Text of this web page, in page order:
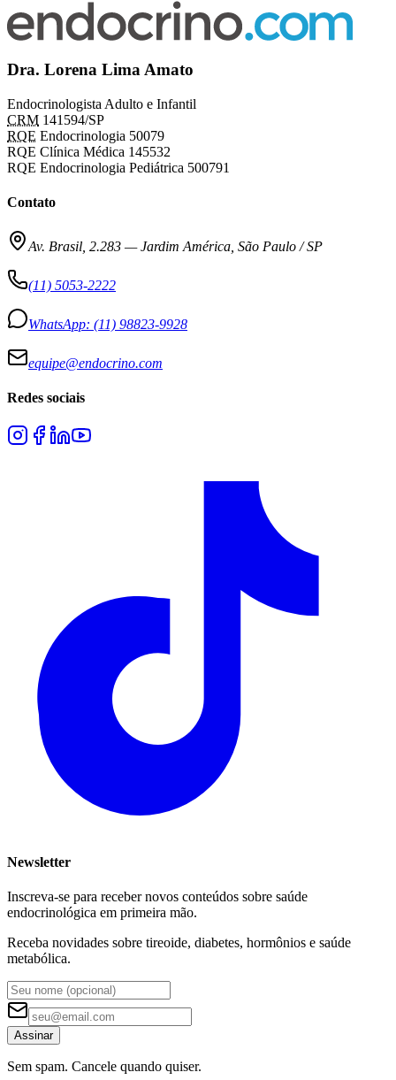
Dra. Lorena Lima Amato
Endocrinologista Adulto e Infantil
CRM 141594/SP
RQE Endocrinologia 50079
RQE Clínica Médica 145532
RQE Endocrinologia Pediátrica 500791
Contato
Av. Brasil, 2.283 —Jardim América, São Paulo / SP
(11) 5053-2222
WhatsApp: (11) 98823-9928
equipe@endocrino.com
Redes sociais
Newsletter
Inscreva-se para receber novos conteúdos sobre saúde
endocrinológica em primeira mão.
Receba novidades sobre tireoide, diabetes, hormônios e saúde
metabólica.
Assinar
Sem spam. Cancele quando quiser.